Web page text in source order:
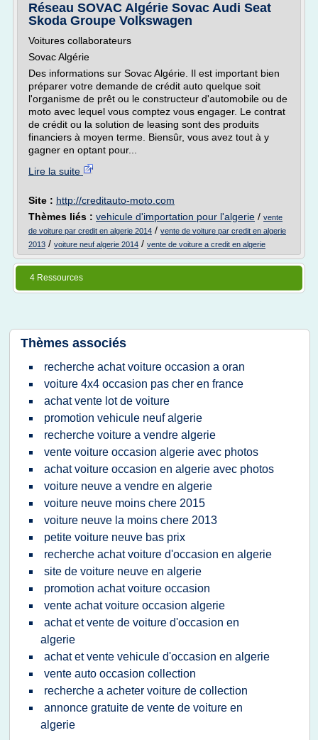
Réseau SOVAC Algérie Sovac Audi Seat
Skoda Groupe Volkswagen
Voitures collaborateurs
Sovac Algérie
Des informations sur Sovac Algérie. Il est important bien
préparer votre demande de crédit auto quelque soit
l'organisme de prêt ou le constructeur d'automobile ou de
moto avec lequel vous comptez vous engager. Le contrat
de crédit ou la solution de leasing sont des produits
financiers à moyen terme. Biensûr, vous avez tout à y
gagner en optant pour...
Lire la suite
Site : http://creditauto-moto.com
Thèmes liés : vehicule d'importation pour l'algerie / vente
de voiture par credit en algerie 2014 / vente de voiture par credit en algerie
2013 / voiture neuf algerie 2014 / vente de voiture a credit en algerie
4 Ressources
Thèmes associés
recherche achat voiture occasion a oran
voiture 4x4 occasion pas cher en france
achat vente lot de voiture
promotion vehicule neuf algerie
recherche voiture a vendre algerie
vente voiture occasion algerie avec photos
achat voiture occasion en algerie avec photos
voiture neuve a vendre en algerie
voiture neuve moins chere 2015
voiture neuve la moins chere 2013
petite voiture neuve bas prix
recherche achat voiture d'occasion en algerie
site de voiture neuve en algerie
promotion achat voiture occasion
vente achat voiture occasion algerie
achat et vente de voiture d'occasion en
algerie
achat et vente vehicule d'occasion en algerie
vente auto occasion collection
recherche a acheter voiture de collection
annonce gratuite de vente de voiture en
algerie